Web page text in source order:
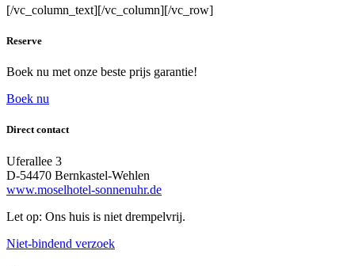
[/vc_column_text][/vc_column][/vc_row]
Reserve
Boek nu met onze beste prijs garantie!
Boek nu
Direct contact
Uferallee 3
D-54470 Bernkastel-Wehlen
www.moselhotel-sonnenuhr.de
Let op: Ons huis is niet drempelvrij.
Niet-bindend verzoek